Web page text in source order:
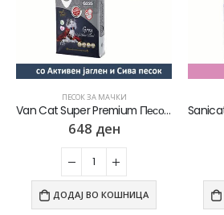
ПЕСОК ЗА МАЧКИ
Van Cat Super Premium Песок за мачки со микс на Активен јаглен и Сива песок [Вреќичка 10л]
648 ден
ДОДАЈ ВО КОШНИЦА